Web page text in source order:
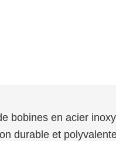
bobines en acier
durable et